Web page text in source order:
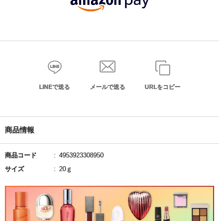
LINEで送る メールで送る URLをコピー
商品情報
商品コード
4953923308950
サイズ
20ｇ